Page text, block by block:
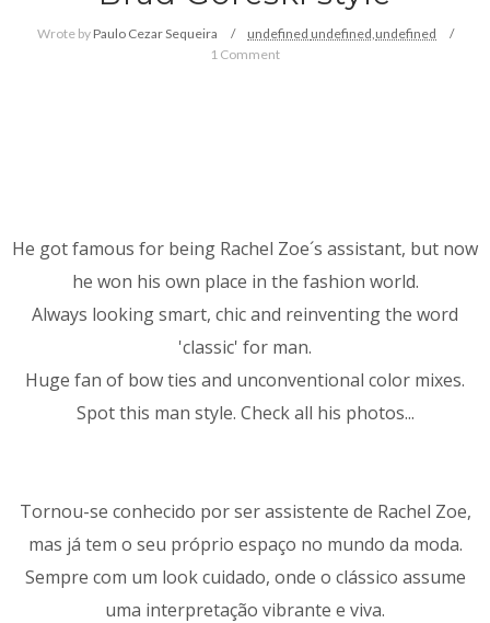
Wrote by Paulo Cezar Sequeira undefined undefined, undefined
1 Comment
He got famous for being Rachel Zoe´s assistant, but now
he won his own place in the fashion world.
Always looking smart, chic and reinventing the word
'classic' for man.
Huge fan of bow ties and unconventional color mixes.
Spot this man style. Check all his photos...
Tornou-se conhecido por ser assistente de Rachel Zoe,
mas já tem o seu próprio espaço no mundo da moda.
Sempre com um look cuidado, onde o clássico assume
uma interpretação vibrante e viva.